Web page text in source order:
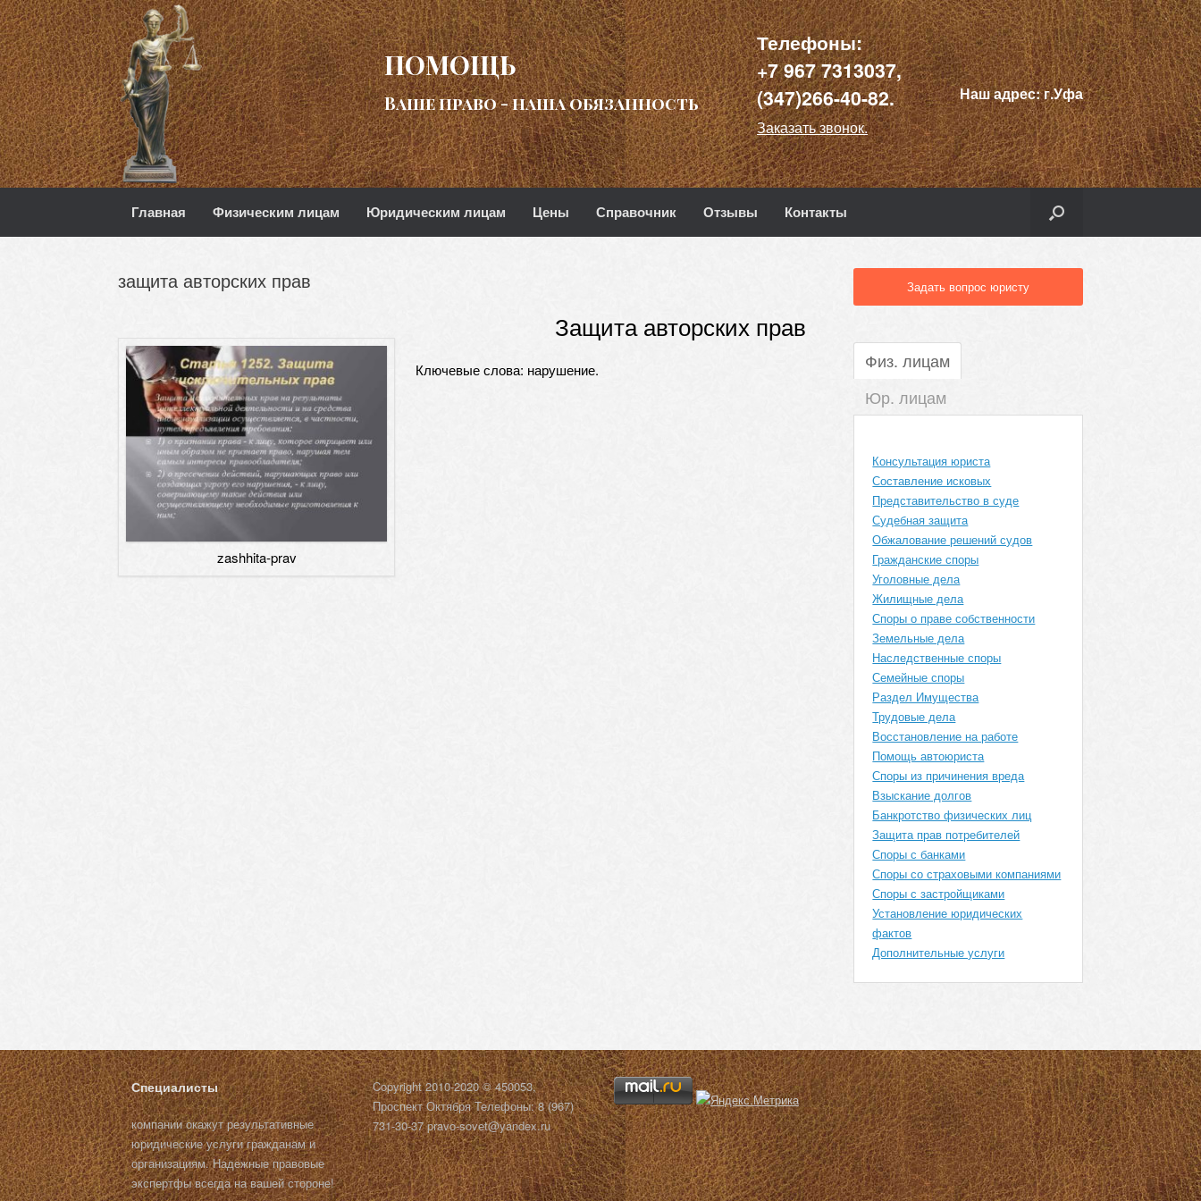
ПОМОЩЬ
Ваше право - наша обязанность
Телефоны:
+7 967 7313037,
(347)266-40-82.
Заказать звонок.
Наш адрес:г.Уфа
Главная Физическим лицам Юридическим лицам Цены Справочник Отзывы Контакты
защита авторских прав
zashhita-prav
Защита авторских прав
Ключевые слова: нарушение.
Задать вопрос юристу
Физ. лицам
Юр. лицам
Консультация юриста
Составление исковых
Представительство в суде
Судебная защита
Обжалование решений судов
Гражданские споры
Уголовные дела
Жилищные дела
Споры о праве собственности
Земельные дела
Наследственные споры
Семейные споры
Раздел Имущества
Трудовые дела
Восстановление на работе
Помощь автоюриста
Споры из причинения вреда
Взыскание долгов
Банкротство физических лиц
Защита прав потребителей
Споры с банками
Споры со страховыми компаниями
Споры с застройщиками
Установление юридических
фактов
Дополнительные услуги
Специалисты
компании окажут результативные
юридические услуги гражданам и
организациям. Надежные правовые
экспертфы всегда на вашей стороне!
Copyright 2010-2020 © 450053,
Проспект Октября Телефоны: 8 (967)
731-30-37 pravo-sovet@yandex.ru